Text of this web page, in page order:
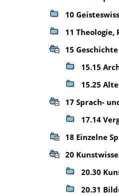
10
11 Theologie,
15 Geschichte
15.15
15.25
17 Sprach-
17.14
18 Einzelne
20
20.30
20.31